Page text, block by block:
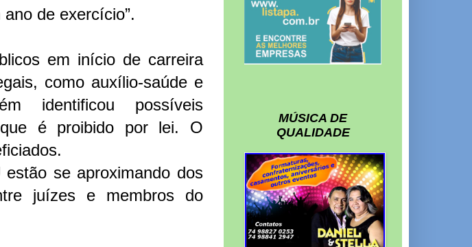
de exercício”.
em início de carreira
como auxílio-saúde e
identificou possíveis
é proibido por lei. O
se aproximando dos
juízes e membros do
MÚSICA DE
QUALIDADE